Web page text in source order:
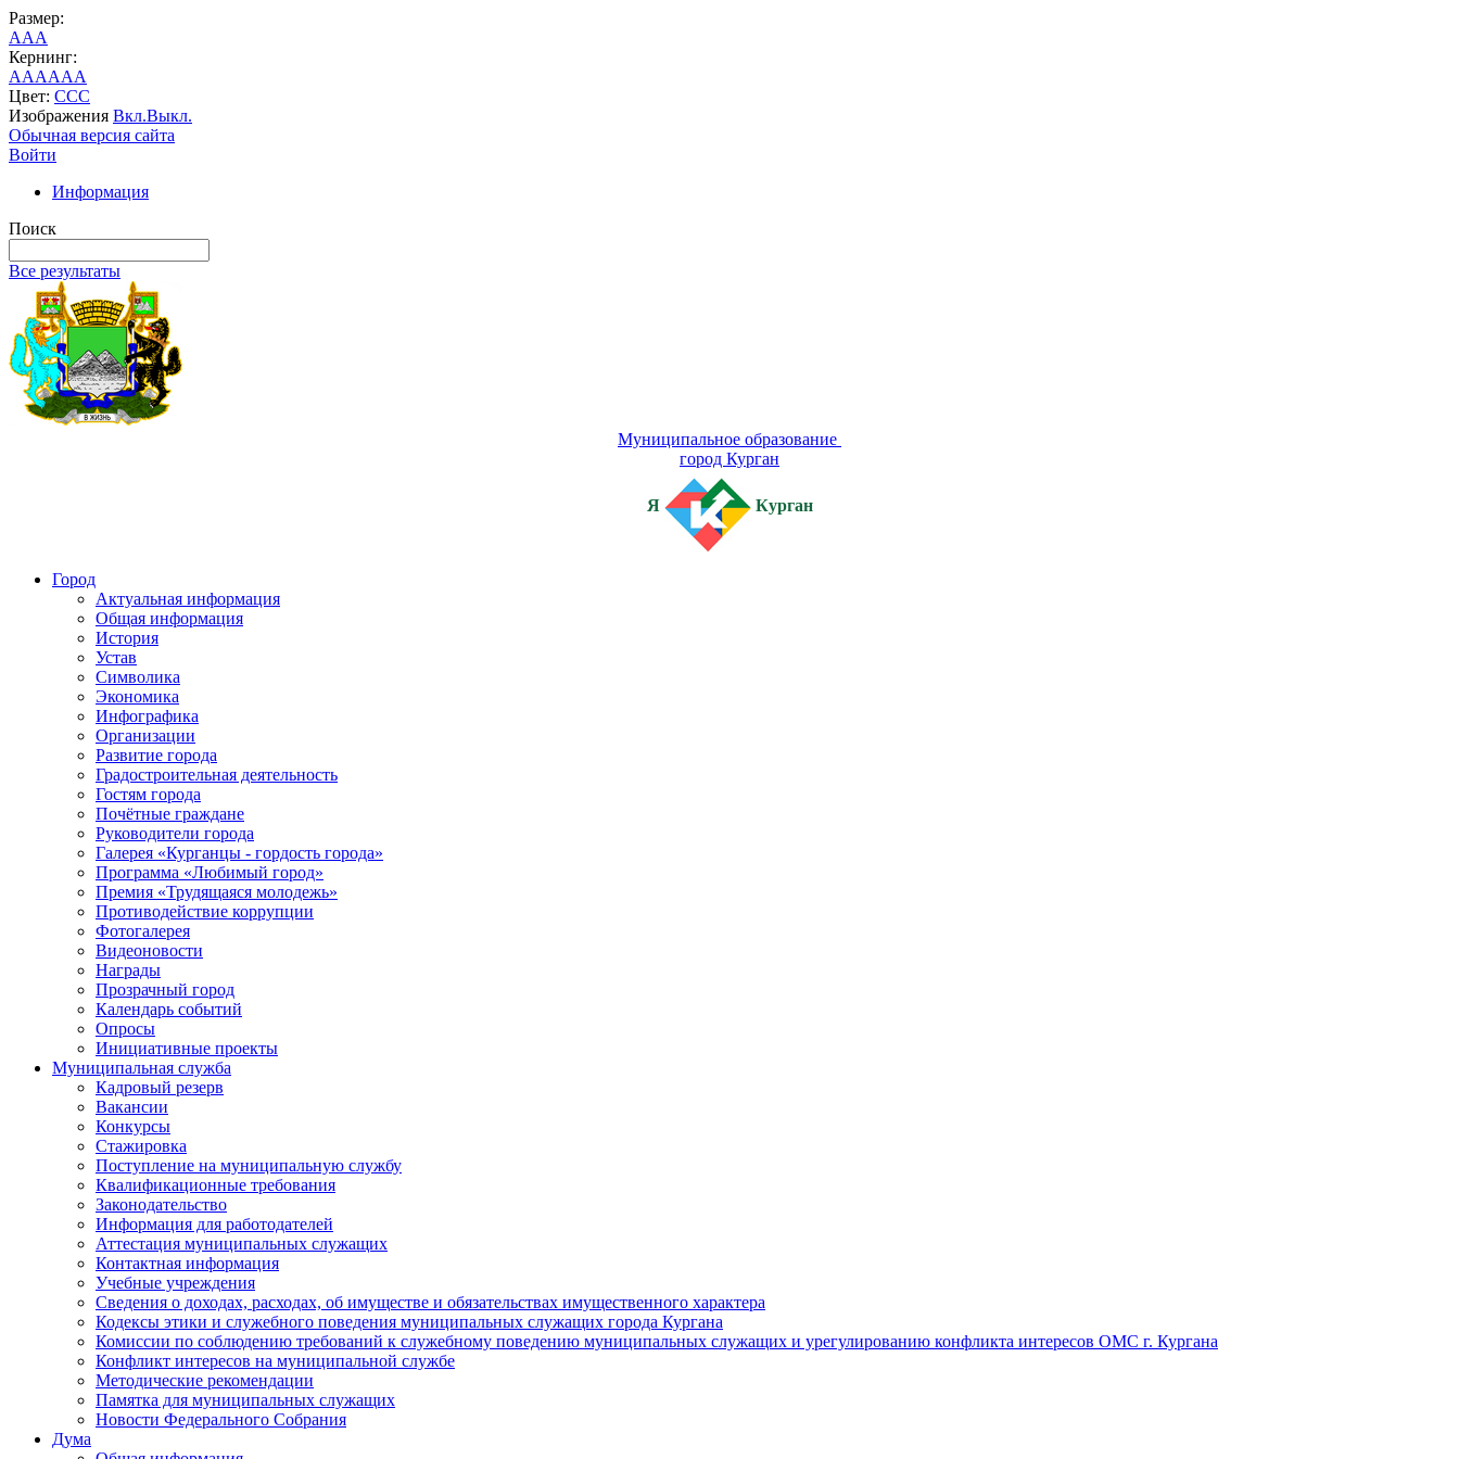
Размер:
AAA
Кернинг:
AAAAAA
Цвет: CCC
Изображения Вкл.Выкл.
Обычная версия сайта
Войти
Информация
Поиск
Все результаты
Муниципальное образование
город Курган
Я Курган
Город
Актуальная информация
Общая информация
История
Устав
Символика
Экономика
Инфографика
Организации
Развитие города
Градостроительная деятельность
Гостям города
Почётные граждане
Руководители города
Галерея «Курганцы - гордость города»
Программа «Любимый город»
Премия «Трудящаяся молодежь»
Противодействие коррупции
Фотогалерея
Видеоновости
Награды
Прозрачный город
Календарь событий
Опросы
Инициативные проекты
Муниципальная служба
Кадровый резерв
Вакансии
Конкурсы
Стажировка
Поступление на муниципальную службу
Квалификационные требования
Законодательство
Информация для работодателей
Аттестация муниципальных служащих
Контактная информация
Учебные учреждения
Сведения о доходах, расходах, об имуществе и обязательствах имущественного характера
Кодексы этики и служебного поведения муниципальных служащих города Кургана
Комиссии по соблюдению требований к служебному поведению муниципальных служащих и урегулированию конфликта интересов ОМС г. Кургана
Конфликт интересов на муниципальной службе
Методические рекомендации
Памятка для муниципальных служащих
Новости Федерального Cобрания
Дума